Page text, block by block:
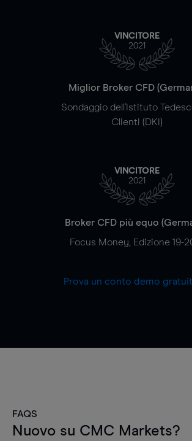
VINCITORE
2021
Miglior Broker CFD
Sondaggio dell'Istituto
Clienti (DKI)
VINCITORE
2021
Broker CFD più equo
Focus Money, Edizione 19-
Prova un conto demo
FAQS
Nuovo su CMC Markets?